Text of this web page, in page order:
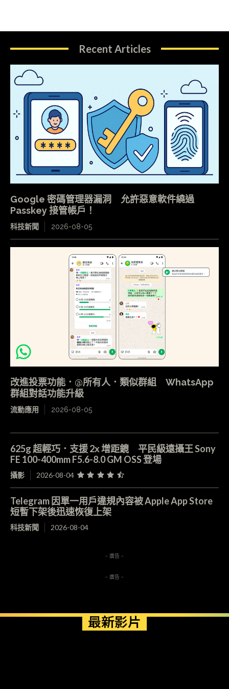
Recent Articles
Google 密碼管理器漏洞 允許惡意軟件繞過
Passkey 接管帳戶！
科技新聞 2026-08-05
改進投票功能．@所有人．類似群組 WhatsApp
群組對話功能升級
流動應用 2026-08-05
625g 超輕巧．支援 2x 增距鏡 平民級遠攝王 Sony
FE 100-400mm F5.6-8.0 GM OSS 登場
攝影 2026-08-04
Telegram 因單一用戶違規內容被 Apple App Store
短暫下架後迅速恢復上架
科技新聞 2026-08-04
- 廣告 -
- 廣告 -
最新影片